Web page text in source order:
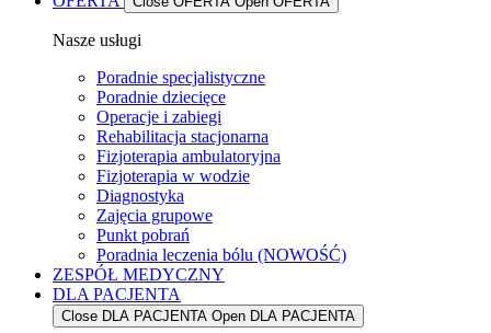
Nasze usługi
Poradnie specjalistyczne
Poradnie dziecięce
Operacje i zabiegi
Rehabilitacja stacjonarna
Fizjoterapia ambulatoryjna
Fizjoterapia w wodzie
Diagnostyka
Zajęcia grupowe
Punkt pobrań
Poradnia leczenia bólu (NOWOŚĆ)
ZESPÓŁ MEDYCZNY
DLA PACJENTA
Close DLA PACJENTA Open DLA PACJENTA